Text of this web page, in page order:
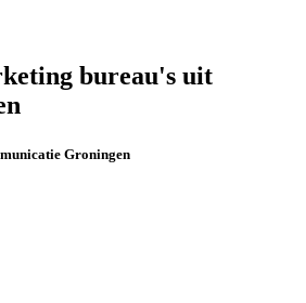
bureau's uit
Groningen